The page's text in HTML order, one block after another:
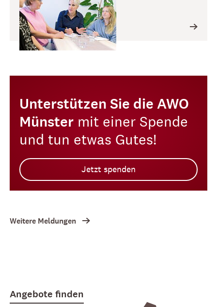
Unterstützen Sie die AWO
Münster mit einer Spende
und tun etwas Gutes!
Jetzt spenden
Weitere Meldungen
Angebote finden